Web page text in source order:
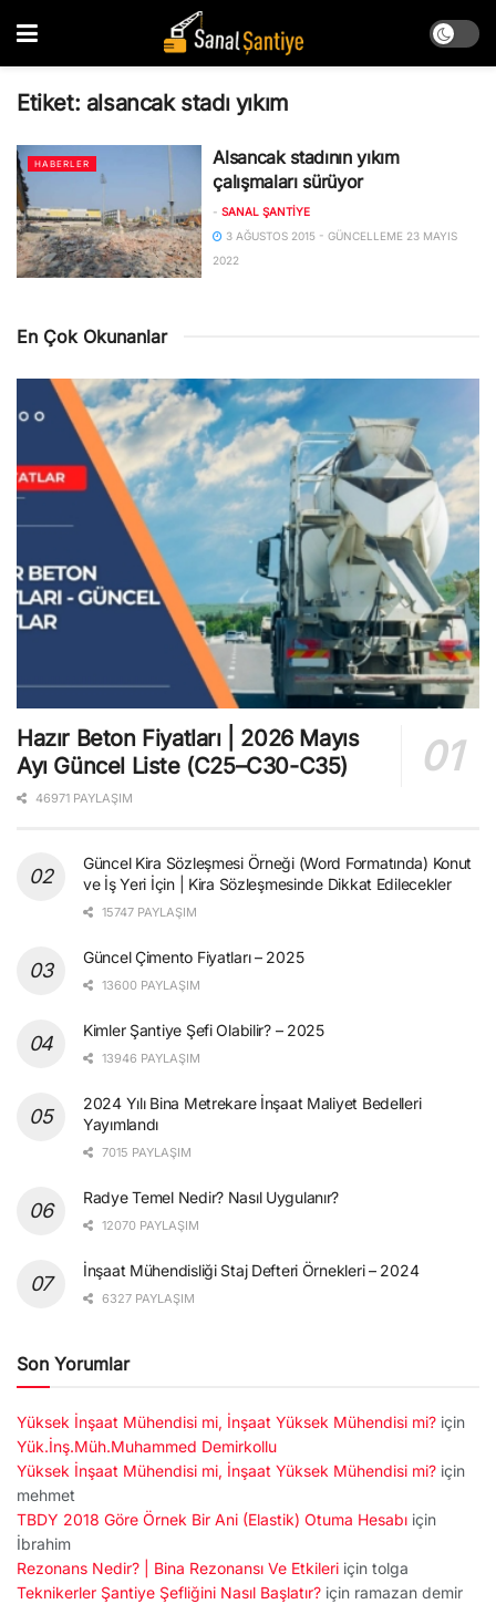
Etiket: alsancak stadı yıkım
HABERLER
Alsancak stadının yıkım
çalışmaları sürüyor
- SANAL ŞANTIYE
3 AĞUSTOS 2015 - GÜNCELLEME 23 MAYIS
2022
En Çok Okunanlar
Hazır Beton Fiyatları | 2026 Mayıs
Ayı Güncel Liste (C25–C30-C35)
46971 PAYLAŞIM
Güncel Kira Sözleşmesi Örneği (Word Formatında) Konut
ve İş Yeri İçin | Kira Sözleşmesinde Dikkat Edilecekler
15747 PAYLAŞIM
Güncel Çimento Fiyatları – 2025
13600 PAYLAŞIM
Kimler Şantiye Şefi Olabilir? – 2025
13946 PAYLAŞIM
2024 Yılı Bina Metrekare İnşaat Maliyet Bedelleri
Yayımlandı
7015 PAYLAŞIM
Radye Temel Nedir? Nasıl Uygulanır?
12070 PAYLAŞIM
İnşaat Mühendisliği Staj Defteri Örnekleri – 2024
6327 PAYLAŞIM
Son Yorumlar
Yüksek İnşaat Mühendisi mi, İnşaat Yüksek Mühendisi mi? için
Yük.İnş.Müh.Muhammed Demirkollu
Yüksek İnşaat Mühendisi mi, İnşaat Yüksek Mühendisi mi? için
mehmet
TBDY 2018 Göre Örnek Bir Ani (Elastik) Otuma Hesabı için
İbrahim
Rezonans Nedir? | Bina Rezonansı Ve Etkileri için tolga
Teknikerler Şantiye Şefliğini Nasıl Başlatır? için ramazan demir